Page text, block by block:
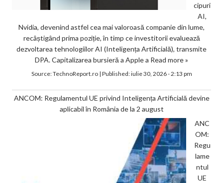
cipuri
AI,
Nvidia, devenind astfel cea mai valoroasă companie din lume,
recâștigând prima poziție, în timp ce investitorii evaluează
dezvoltarea tehnologiilor AI (Inteligența Artificială), transmite
DPA. Capitalizarea bursieră a Apple a Read more »
Source:TechnoReport.ro| Published:iulie 30, 2026 - 2:13 pm
ANCOM: Regulamentul UE privind Inteligența Artificială devine
aplicabil în România de la 2 august
ANC
OM:
Regu
lame
ntul
UE